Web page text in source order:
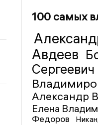
100 самых
Авдеев
Сергеевич
Александр
Елена
Федоров